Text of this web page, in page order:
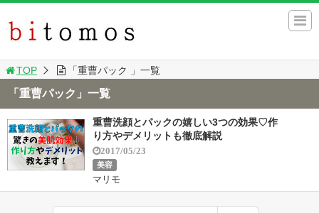
TOP 「重曹パック 」一覧
「重曹パック」一覧
重曹洗顔とパックの嬉しい3つの効果♡作
り方やデメリットも徹底解説
2017/05/23
美容
マリモ